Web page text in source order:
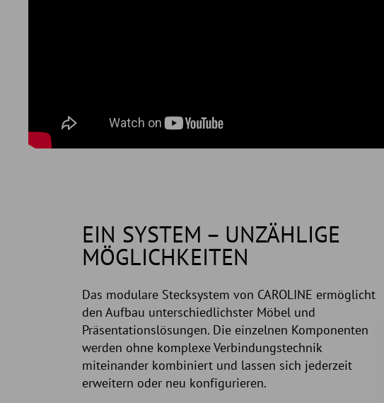
EIN SYSTEM – UNZÄHLIGE
MÖGLICHKEITEN
Das modulare Stecksystem von CAROLINE ermöglicht
den Aufbau unterschiedlichster Möbel und
Präsentationslösungen. Die einzelnen Komponenten
werden ohne komplexe Verbindungstechnik
miteinander kombiniert und lassen sich jederzeit
erweitern oder neu konfigurieren.